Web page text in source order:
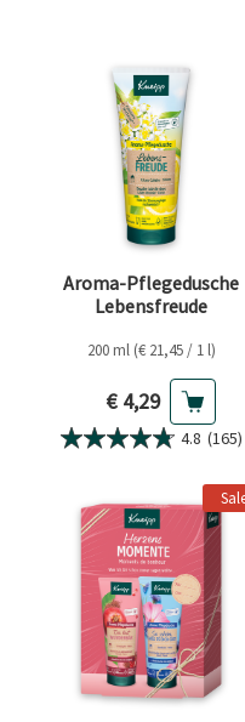
Aroma-Pflegedusche
Lebensfreude
200 ml (€ 21,45 / 1 l)
Aktueller Preis
€ 4,29
4.8 (165)